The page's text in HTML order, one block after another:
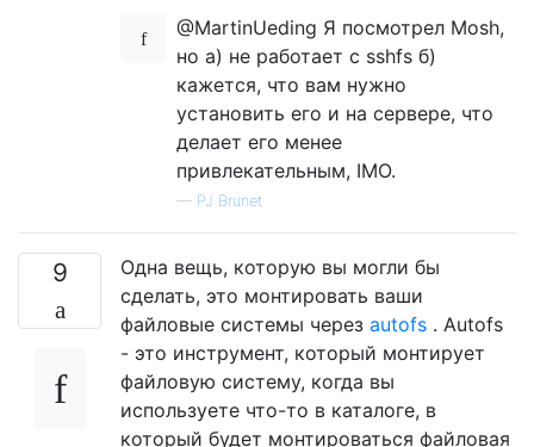
@MartinUeding Я посмотрел Mosh,
но а) не работает с sshfs б)
кажется, что вам нужно
установить его и на сервере, что
делает его менее
привлекательным, IMO.
— PJ Brunet
9
Одна вещь, которую вы могли бы
сделать, это монтировать ваши
файловые системы через autofs . Autofs
- это инструмент, который монтирует
файловую систему, когда вы
используете что-то в каталоге, в
который будет монтироваться файловая